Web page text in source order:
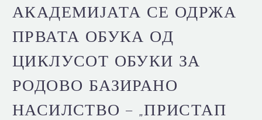
АКАДЕМИЈАТА СЕ ОДРЖА
ПРВАТА ОБУКА ОД
ЦИКЛУСОТ ОБУКИ ЗА
РОДОВО БАЗИРАНО
НАСИЛСТВО – „ПРИСТАП